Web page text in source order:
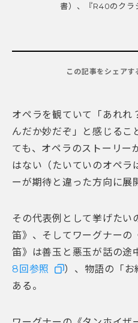
書）、『R40のクラ
この記事をシェアす
オペラを観ていて「あれれ
んだか妙だぞ」と感じるこ
ても、オペラのストーリー
はない（たいていのオペラ
ーが期待と違った方向に展
その代表例として挙げたい
笛》、そしてワーグナーの
笛》は善玉と悪玉が話の途
8回参照
）、物語の「
ある。